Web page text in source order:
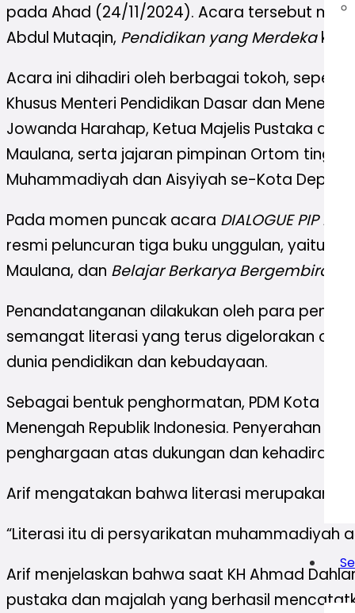
pada Ahad (24/11/2024). Acara tersebut
Abdul Mutaqin, Pendidikan yang Merdeka
Acara ini dihadiri oleh berbagai tokoh, seperti
Khusus Menteri Pendidikan Dasar dan
Jowanda Harahap, Ketua Majelis Pustaka dan
Maulana, serta jajaran pimpinan Ortom
Muhammadiyah dan Aisyiyah se-Kota Depok.
Pada momen puncak acara DIALOGUE PIP
resmi peluncuran tiga buku unggulan, yaitu
Maulana, dan Belajar Berkarya Bergembira
Penandatanganan dilakukan oleh para penulis
semangat literasi yang terus digelorakan
dunia pendidikan dan kebudayaan.
Sebagai bentuk penghormatan, PDM Kota
Menengah Republik Indonesia. Penyerahan
penghargaan atas dukungan dan kehadiran
Arif mengatakan bahwa literasi merupakan
“Literasi itu di persyarikatan muhammadiyah
Arif menjelaskan bahwa saat KH Ahmad
pustaka dan majalah yang berhasil